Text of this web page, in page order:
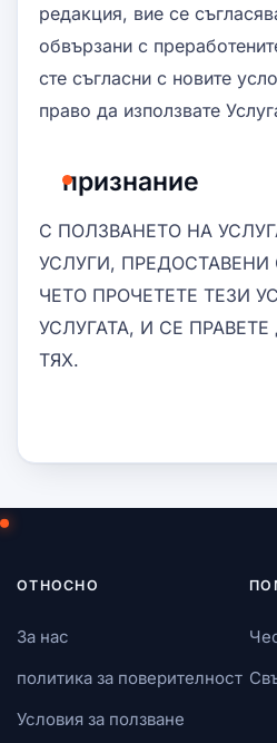
редакция, вие се
обвързани с
сте съгласни с новите
право да използвате
признание
С ПОЛЗВАНЕТО НА
УСЛУГИ, ПРЕДОСТАВЕНИ
ЧЕТО ПРОЧЕТЕТЕ ТЕЗИ
УСЛУГАТА, И СЕ
ТЯХ.
ОТНОСНО
За нас
политика за поверителност
Условия за ползване